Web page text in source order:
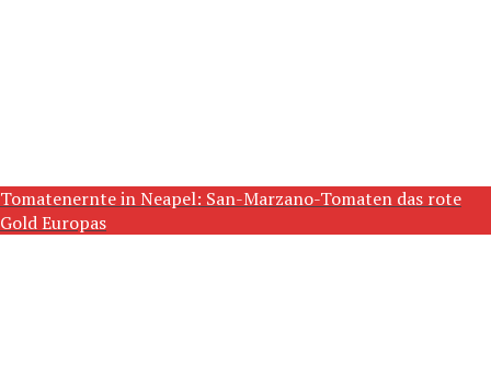
Tomatenernte in Neapel: San-Marzano-Tomaten das rote
Gold Europas